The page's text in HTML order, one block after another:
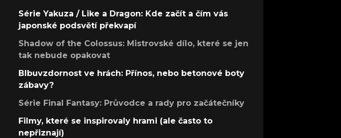
Série Yakuza / Like a Dragon: Kde začít a čím vás
japonské podsvětí překvapí
Shadow of the Colossus: Mistrovské dílo, které se jen
tak nebude opakovat
Blbuvzdornost ve hrách: Přínos, nebo betonové boty
zábavy?
Série Final Fantasy: Průvodce a rady pro začátečníky
Filmy, které se inspirovaly hrami (ale často to
nepřiznají)